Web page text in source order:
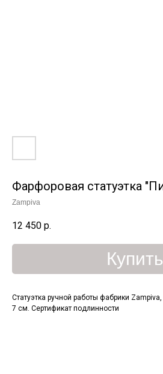
Фарфоровая статуэтка
Zampiva
12 450 р.
Купить
Статуэтка ручной работы фабрики
7 см. Сертификат подлинности